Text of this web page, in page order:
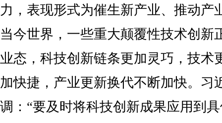
力，表现形式为催生新产业、推动产
当今世界，一些重大颠覆性技术创新
业态，科技创新链条更加灵巧，技术
加快捷，产业更新换代不断加快。习
调：“要及时将科技创新成果应用到